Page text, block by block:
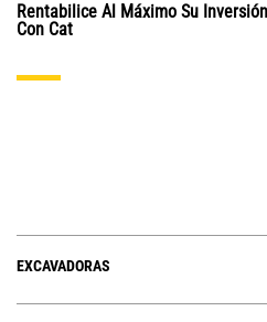
Rentabilice Al Máximo Su
Con Cat
EXCAVADORAS